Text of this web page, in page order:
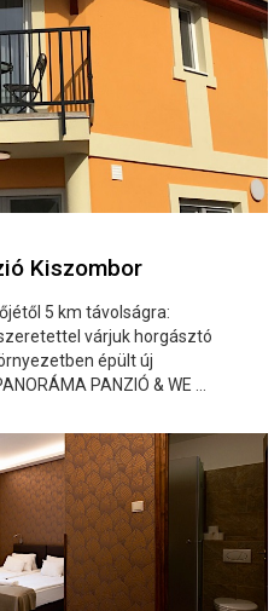
Kiszombor
5 km távolságra:
várjuk horgásztó
épült új
PANZIÓ & WE ...